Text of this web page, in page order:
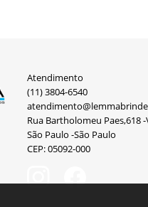
Atendimento
(11) 3804-6540
Rua Bartholomeu Paes,618
São Paulo -São Paulo
CEP: 05092-000